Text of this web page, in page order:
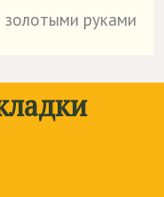
золотыми руками